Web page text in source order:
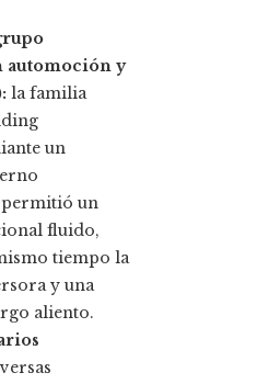
automoción y
la familia
un
un
fluido,
tiempo la
y una
aliento.